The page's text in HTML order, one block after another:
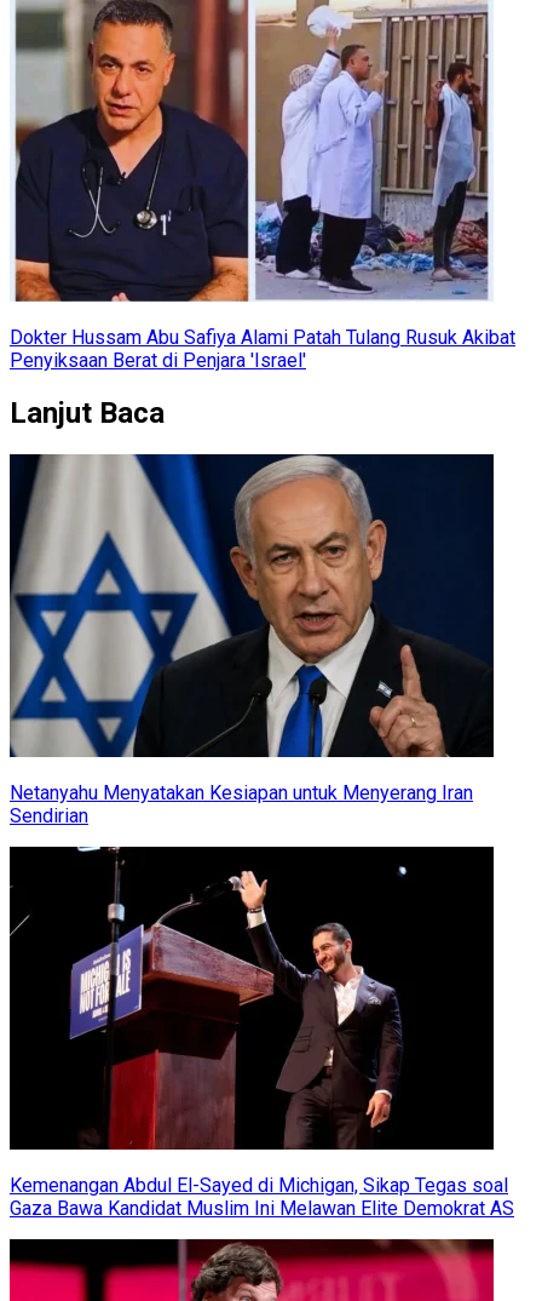
Dokter Hussam Abu Safiya Alami Patah Tulang Rusuk Akibat
Penyiksaan Berat di Penjara 'Israel'
Lanjut Baca
Netanyahu Menyatakan Kesiapan untuk Menyerang Iran
Sendirian
Kemenangan Abdul El-Sayed di Michigan, Sikap Tegas soal
Gaza Bawa Kandidat Muslim Ini Melawan Elite Demokrat AS